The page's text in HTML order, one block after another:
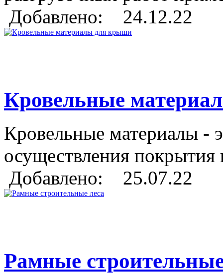
Добавлено: 24.12.22
Кровельные
Кровельные материалы -
осуществления
Добавлено: 25.07.22
Рамные